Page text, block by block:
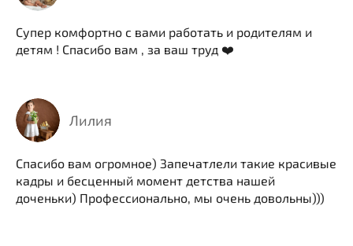
Супер комфортно с вами работать и родителям и
детям ! Спасибо вам , за ваш труд ❤️
Лилия
Спасибо вам огромное) Запечатлели такие красивые
кадры и бесценный момент детства нашей
доченьки) Профессионально, мы очень довольны)))